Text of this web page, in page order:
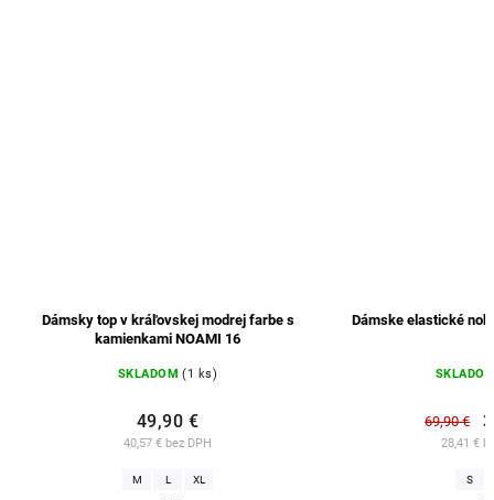
top v kráľovskej modrej farbe s
kamienkami NOAMI 16
(1 ks)
40,57 € bez DPH
XL
Dámske elastické nohavice
(2 ks)
28,41 € bez DPH
34,95 €